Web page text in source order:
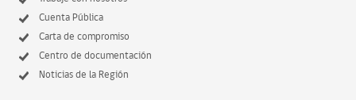
Cuenta Pública
Carta de compromiso
Centro de documentación
Noticias de la Región